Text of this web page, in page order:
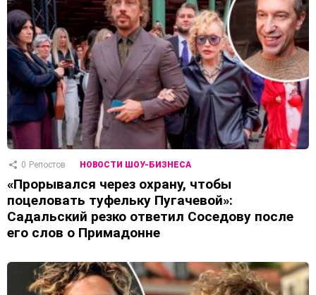
0 Репостов НОВОСТИ ШОУ-БИЗНЕСА
«Прорывался через охрану, чтобы
поцеловать туфельку Пугачевой»:
Садальский резко ответил Соседову после
его слов о Примадонне